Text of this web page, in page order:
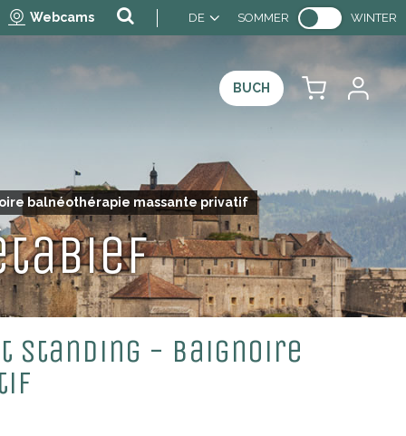
Webcams DE SOMMER WINTER
BUCH
balnéothérapie massante privatif
Standing - Baignoire